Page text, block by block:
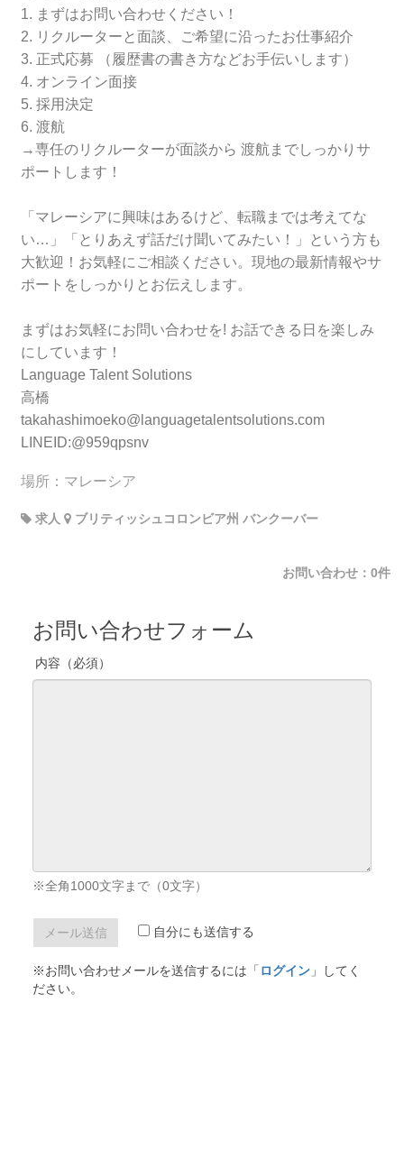
1. まずはお問い合わせください！
2. リクルーターと面談、ご希望に沿ったお仕事紹介
3. 正式応募 （履歴書の書き方などお手伝いします）
4. オンライン面接
5. 採用決定
6. 渡航
→専任のリクルーターが面談から 渡航までしっかりサ
ポートします！
「マレーシアに興味はあるけど、転職までは考えてな
い…」「とりあえず話だけ聞いてみたい！」という方も
大歓迎！お気軽にご相談ください。現地の最新情報やサ
ポートをしっかりとお伝えします。
まずはお気軽にお問い合わせを! お話できる日を楽しみ
にしています！
Language Talent Solutions
高橋
takahashimoeko@languagetalentsolutions.com
LINEID:@959qpsnv
場所：マレーシア
求人 ブリティッシュコロンビア州 バンクーバー
お問い合わせ：0件
お問い合わせフォーム
内容（必須）
※全角1000文字まで（0文字）
自分にも送信する
※お問い合わせメールを送信するには「 ログイン」してく
ださい。